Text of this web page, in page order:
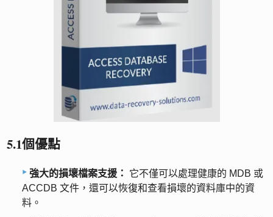
5.1個優點
強大的損壞檔案支援：
它不僅可以處理健康的 MDB 或
ACCDB 文件，還可以恢復和查看損壞的資料庫中的資
料。